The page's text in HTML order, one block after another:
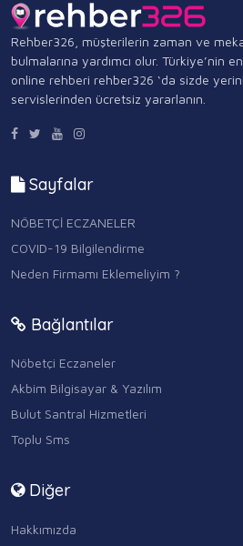
Rehber326, müşterilerin zaman ve
bulmalarına yardımcı olur. Türkiye’nin
online rehberi rehber326 ‘da sizde
servislerinden ücretsiz yararlanın.
Sayfalar
NÖBETÇİ ECZANELER
COVID-19 Bilgilendirme
Neden Firmamı Eklemeliyim ?
Bağlantılar
Nöbetçi Eczaneler
Akbim Bilgisayar & Yazılım
Bulut Santral Hizmetleri
Toplu Sms
Diğer
Hakkımızda